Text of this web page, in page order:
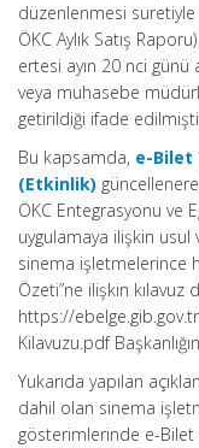
düzenlenmesi
ÖKC Aylık Satış
ertesi ayın 20 nci
veya muhasebe
getirildiği ifade
Bu kapsamda, e-Bilet
(Etkinlik)
ÖKC Entegrasyonu ve
uygulamaya ilişkin
sinema işletmelerince
Özeti”ne ilişkin kılavuz
https://
Kilavuzu.pdf
Yukarıda yapılan
dahil olan sinema
gösterimlerinde e-